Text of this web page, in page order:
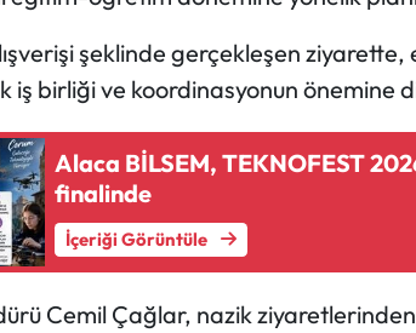
şeklinde gerçekleşen
iş birliği ve koordinasyonun önemine
Alaca BİLSEM, TEKNOFEST
finalinde
İçeriği Görüntüle
Cemil Çağlar, nazik